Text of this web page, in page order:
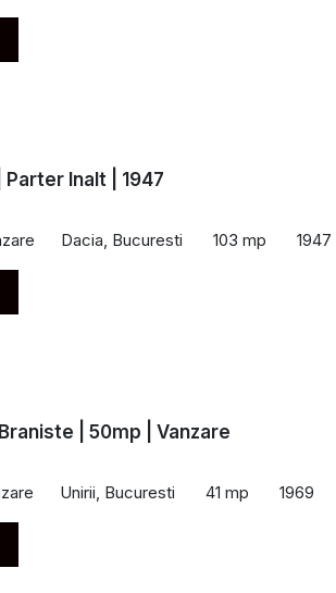
Parter Inalt | 1947
Dacia, Bucuresti 103 mp 1947
| 50mp | Vanzare
Unirii, Bucuresti 41 mp 1969